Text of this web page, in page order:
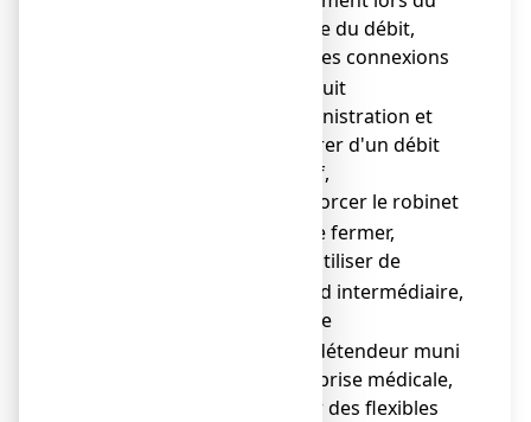
réglage du débit,
vérifier les connexions
du circuit
d'administration et
s'assurer d'un débit
effectif,
ne pas forcer le robinet
pour le fermer,
ne pas utiliser de
raccord intermédiaire,
en cas de
manodétendeur muni
d'une prise médicale,
utiliser des flexibles